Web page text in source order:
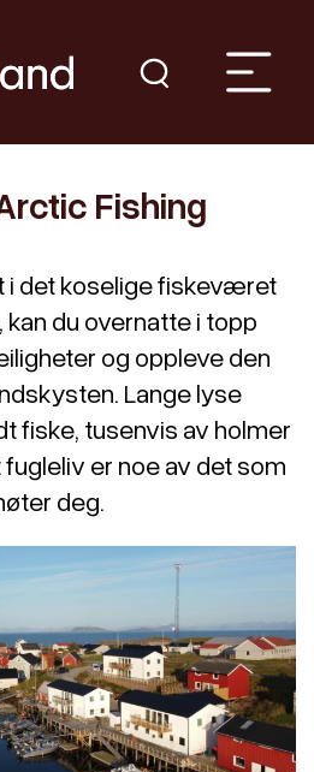
Fishing
i det koselige fiskeværet
du overnatte i topp
og oppleve den
Lange lyse
fiske, tusenvis av holmer
er noe av det som
deg.